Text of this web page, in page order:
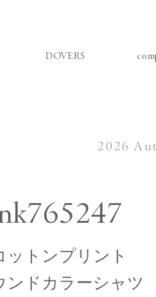
DOVERS
2026
ットンプリント
ンドカラーシャツ